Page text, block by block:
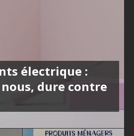
électrique :
dure contre